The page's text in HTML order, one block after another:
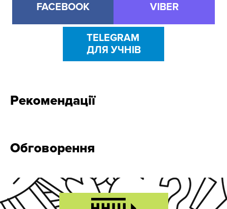
FACEBOOK VIBER
TELEGRAM
ДЛЯ УЧНІВ
Рекомендації
Обговорення